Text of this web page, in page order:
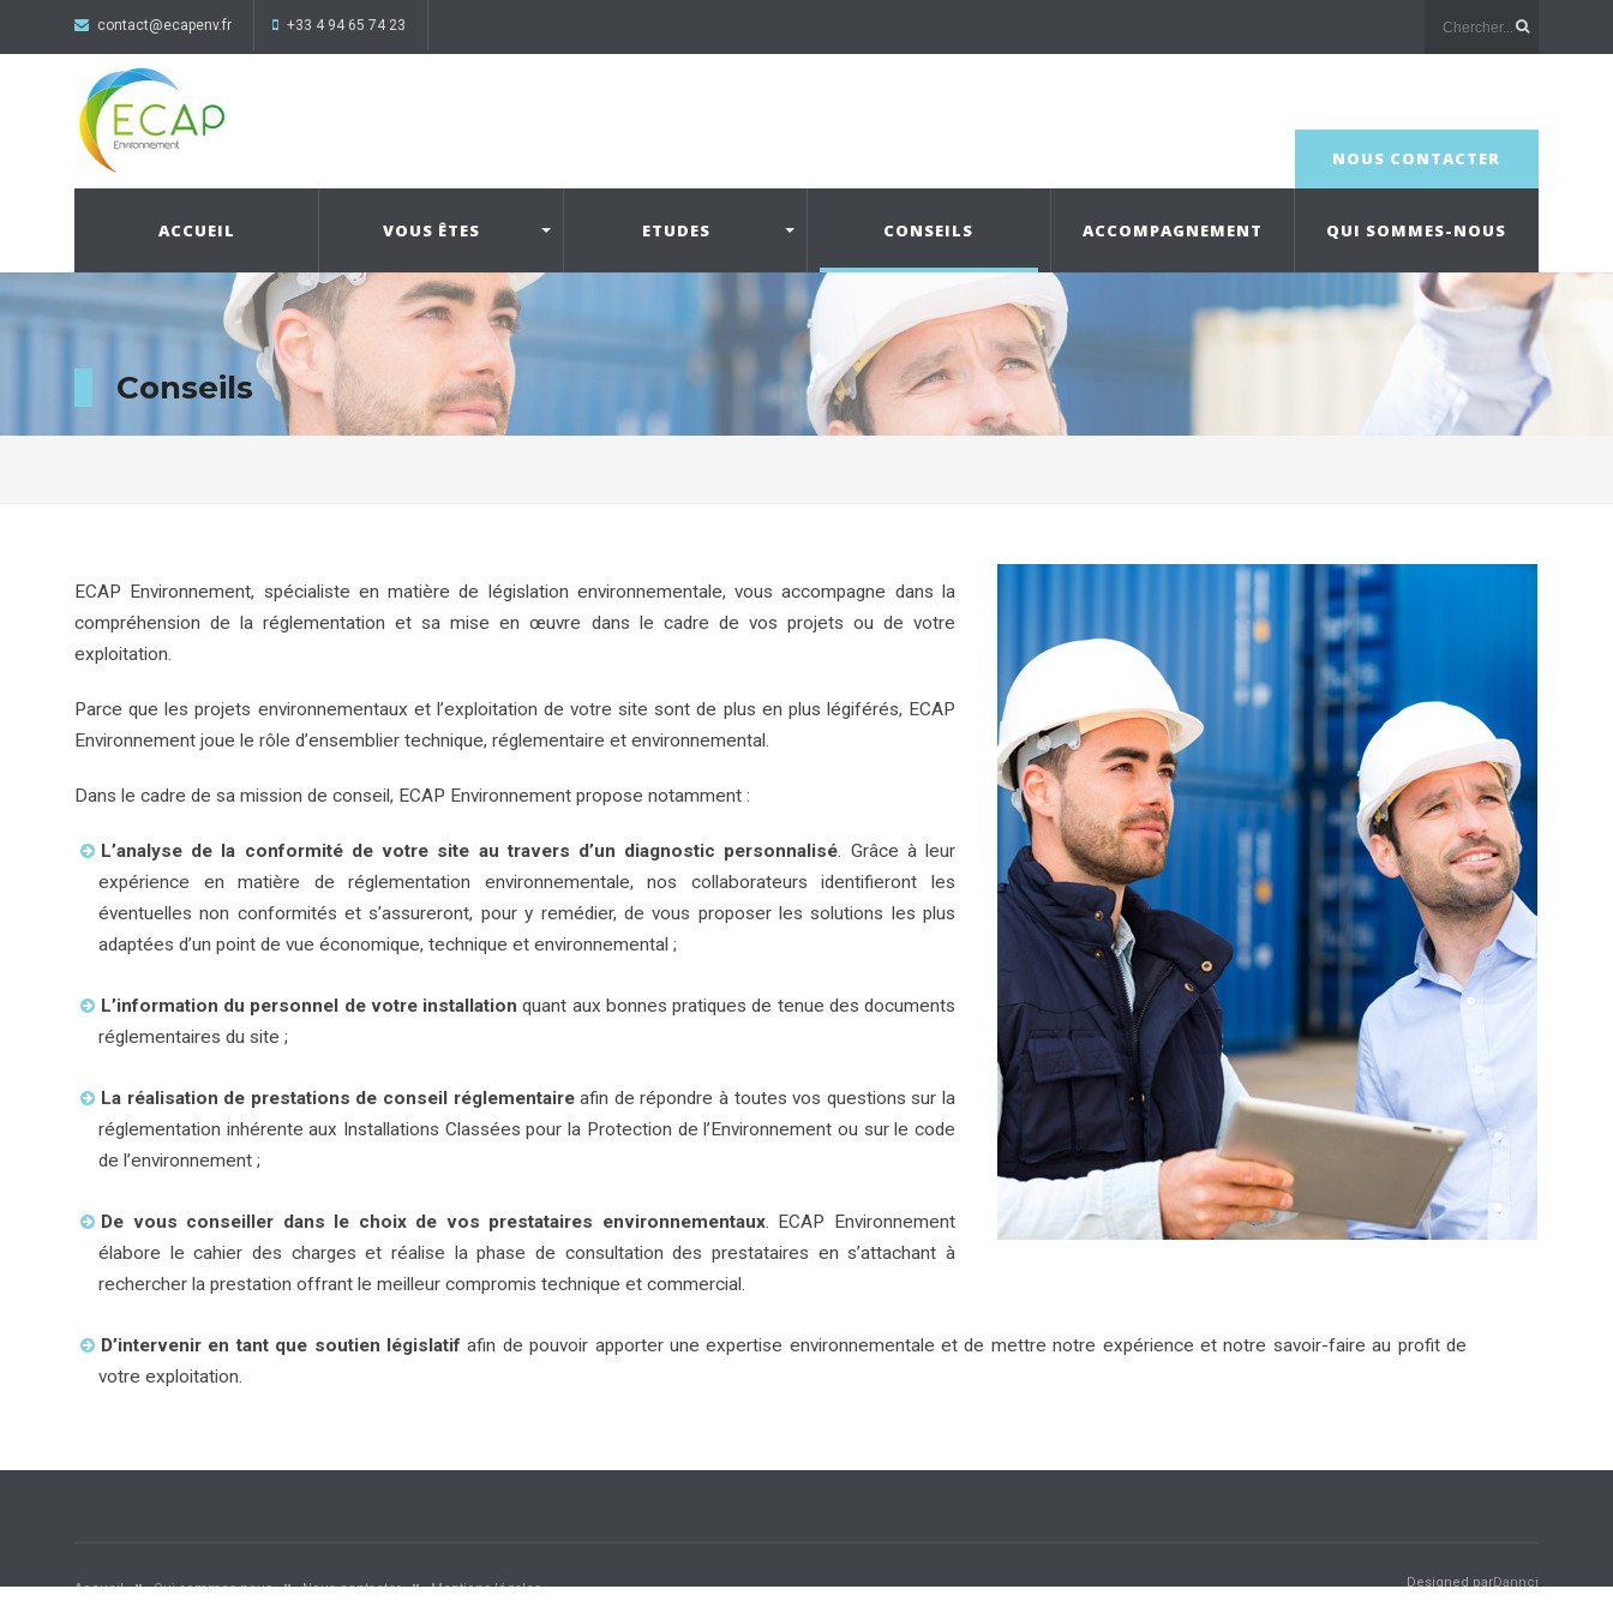
contact@ecapenv.fr +33 4 94 65 74 23
NOUS CONTACTER
ACCUEIL VOUS ÊTES ETUDES CONSEILS ACCOMPAGNEMENT QUI SOMMES-NOUS
Conseils
ECAP Environnement, spécialiste en matière de législation environnementale, vous accompagne dans la
compréhension de la réglementation et sa mise en œuvre dans le cadre de vos projets ou de votre
exploitation.
Parce que les projets environnementaux et l’exploitation de votre site sont de plus en plus légiférés, ECAP
Environnement joue le rôle d’ensemblier technique, réglementaire et environnemental.
Dans le cadre de sa mission de conseil, ECAP Environnement propose notamment :
L’analyse de la conformité de votre site au travers d’un diagnostic personnalisé. Grâce à leur
expérience en matière de réglementation environnementale, nos collaborateurs identifieront les
éventuelles non conformités et s’assureront, pour y remédier, de vous proposer les solutions les plus
adaptées d’un point de vue économique, technique et environnemental ;
L’information du personnel de votre installation quant aux bonnes pratiques de tenue des documents
réglementaires du site ;
La réalisation de prestations de conseil réglementaireafin de répondre à toutes vos questions sur la
réglementation inhérente aux Installations Classées pour la Protection de l’Environnement ou sur le code
de l’environnement ;
De vous conseiller dans le choix de vos prestataires environnementaux. ECAP Environnement
élabore le cahier des charges et réalise la phase de consultation des prestataires en s’attachant à
rechercher la prestation offrant le meilleur compromis technique et commercial.
D’intervenir en tant que soutien législatif afin de pouvoir apporter une expertise environnementale et de mettre notre expérience et notre savoir-faire au profit de
votre exploitation.
Accueil Qui sommes-nous Nous contacter Mentions légales Designed parDannci